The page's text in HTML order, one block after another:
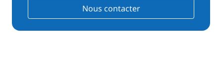
Nous contacter